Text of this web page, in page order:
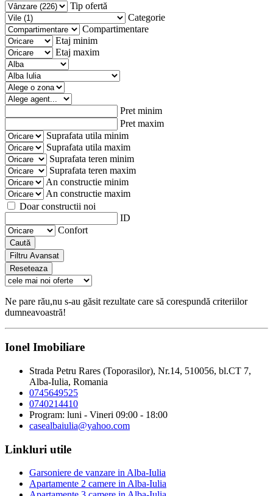
Tip ofertă
Categorie
Compartimentare
Etaj minim
Etaj maxim
Pret minim
Pret maxim
Suprafata utila minim
Suprafata utila maxim
Suprafata teren minim
Suprafata teren maxim
An constructie minim
An constructie maxim
Doar constructii noi
ID
Confort
Caută
Filtru Avansat
Reseteaza
Ne pare rău,nu s-au găsit rezultate care să corespundă criteriilor
dumneavoastră!
Ionel Imobiliare
Strada Petru Rares (Toporasilor), Nr.14, 510056, bl.CT 7,
Alba-Iulia, Romania
0745649525
0740214410
Program: luni - Vineri 09:00 - 18:00
casealbaiulia@yahoo.com
Linkluri utile
Garsoniere de vanzare in Alba-Iulia
Apartamente 2 camere in Alba-Iulia